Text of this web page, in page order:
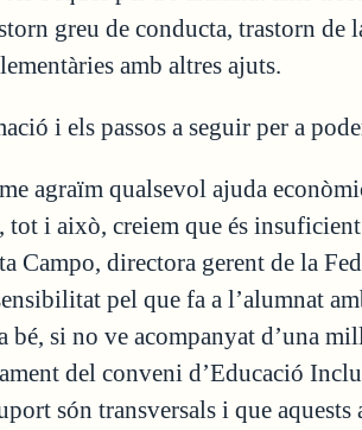
greu de conducta, trastorn
amb altres ajuts.
i els passos a seguir per a
agraïm qualsevol ajuda
tot i això, creiem que és
Campo, directora gerent de la
pel que fa a l’alumnat
si no ve acompanyat d’una
del conveni d’Educació
són transversals i que